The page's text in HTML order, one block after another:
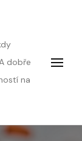
dobře
na